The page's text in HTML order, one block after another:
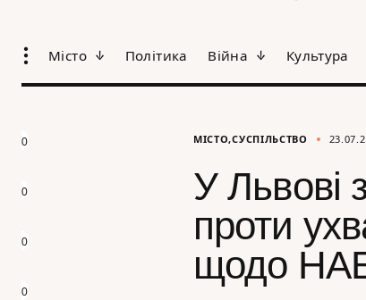
Місто Політика Війна Культура
МІСТО СУСПІЛЬСТВО
У Львові
проти
щодо
0
0
0
0